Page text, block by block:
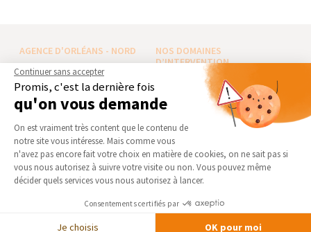
AGENCE D'ORLÉANS - NORD
Qui sommes-nous
Actualités
Notre charte qualité
Partenaires
Trouver une agence
Devenir franchisé
Foire aux Questions
Conditions générales
NOS DOMAINES
D’INTERVENTION
RÉNOVATION INTÉRIEURE
TRAVAUX EXTÉRIEURS
NOS PARTENAIRES
La Maison des Architectes
Intégrer notre réseau
Continuer sans accepter
Promis, c'est la dernière fois
qu'on vous demande
Plateforme de Gestion du
On est vraiment très content que le contenu de
notre site vous intéresse. Mais comme vous
n'avez pas encore fait votre choix en matière de cookies, on ne sait pas si
vous nous autorisez à suivre votre visite ou non. Vous pouvez même
décider quels services vous nous autorisez à lancer.
Consentements certifiés par
Je choisis OK pour moi
Axeptio consent